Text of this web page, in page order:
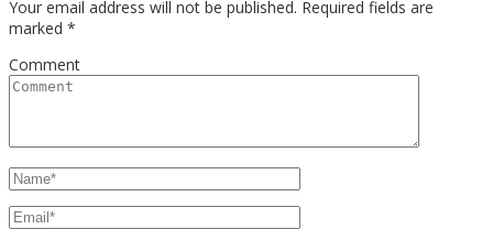
Your email address will not be published. Required fields are
marked *
Comment